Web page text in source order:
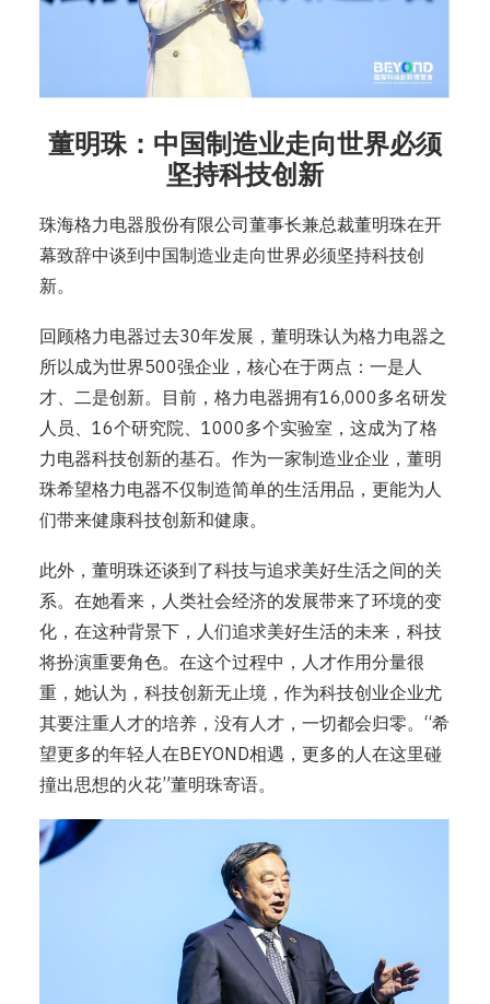
董明珠：中国制造业走向世界必须
坚持科技创新
珠海格力电器股份有限公司董事长兼总裁董明珠在开
幕致辞中谈到中国制造业走向世界必须坚持科技创
新。
回顾格力电器过去30年发展，董明珠认为格力电器之
所以成为世界500强企业，核心在于两点：一是人
才、二是创新。目前，格力电器拥有16,000多名研发
人员、16个研究院、1000多个实验室，这成为了格
力电器科技创新的基石。作为一家制造业企业，董明
珠希望格力电器不仅制造简单的生活用品，更能为人
们带来健康科技创新和健康。
此外，董明珠还谈到了科技与追求美好生活之间的关
系。在她看来，人类社会经济的发展带来了环境的变
化，在这种背景下，人们追求美好生活的未来，科技
将扮演重要角色。在这个过程中，人才作用分量很
重，她认为，科技创新无止境，作为科技创业企业尤
其要注重人才的培养，没有人才，一切都会归零。“希
望更多的年轻人在BEYOND相遇，更多的人在这里碰
撞出思想的火花”董明珠寄语。